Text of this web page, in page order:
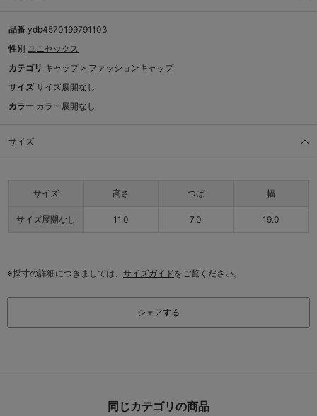
品番 ydb4570199791103
性別 ユニセックス
カテゴリ キャップ > ファッションキャップ
サイズ サイズ展開なし
カラー カラー展開なし
サイズ
サイズ 高さ つば 幅
サイズ展開なし 11.0 7.0 19.0
※採寸の詳細につきましては、 サイズガイドをご覧ください。
シェアする
同じカテゴリの商品